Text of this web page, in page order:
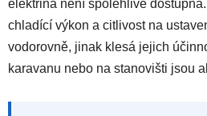
elektřina není spolehlivě
chladící výkon a citlivost na
vodorovně, jinak klesá jejich
karavanu nebo na stanovišti jsou